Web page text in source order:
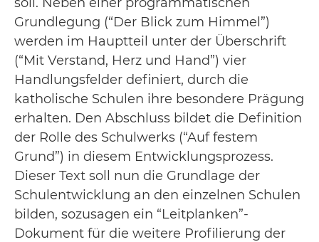
Grundlegung (“Der Blick zum Himmel”)
werden im Hauptteil unter der Überschrift
(“Mit Verstand, Herz und Hand”) vier
Handlungsfelder definiert, durch die
katholische Schulen ihre besondere Prägung
erhalten. Den Abschluss bildet die Definition
der Rolle des Schulwerks (“Auf festem
Grund”) in diesem Entwicklungsprozess.
Dieser Text soll nun die Grundlage der
Schulentwicklung an den einzelnen Schulen
bilden, sozusagen ein “Leitplanken”-
Dokument für die weitere Profilierung der